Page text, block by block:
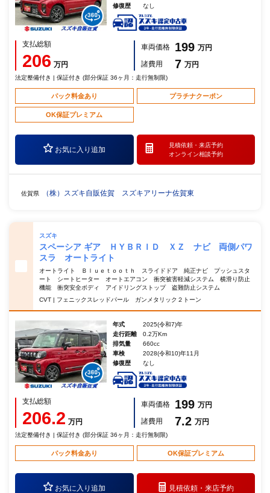
修復歴
なし
支払総額
206 万円
車両価格 199 万円
諸費用
7 万円
法定整備付き | 保証付き (部分保証 36ヶ月：走行無制限)
パック料金あり プラチナクーポン
OK保証プレミアム
お気に入り追加
見積依頼・ 来店予約
オンライン相談予約
佐賀県 （株）スズキ自販佐賀 スズキアリーナ佐賀東
スズキ
スペーシア ギア ＨＹＢＲＩＤ ＸＺ ナビ 両側パワ
スラ オートライト
オートライト Ｂｌｕｅｔｏｏｔｈ スライドドア 純正ナビ プッシュスタ
ート シートヒーター オートエアコン 衝突被害軽減システム 横滑り防止
機能 衝突安全ボディ アイドリングストップ 盗難防止システム
CVT | フェニックスレッドパール ガンメタリック２トーン
年式
2025(令和7)年
走行距離
0.2万Km
排気量
660cc
車検
2028(令和10)年11月
修復歴
なし
支払総額
206.2 万円
車両価格 199 万円
諸費用
7.2 万円
法定整備付き | 保証付き (部分保証 36ヶ月：走行無制限)
パック料金あり OK保証プレミアム
お気に入り追加 見積依頼・来店予約